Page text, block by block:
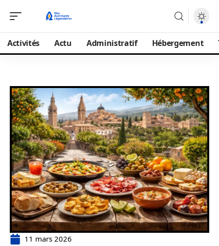
Activités Actu Administratif Hébergement
11 mars 2026